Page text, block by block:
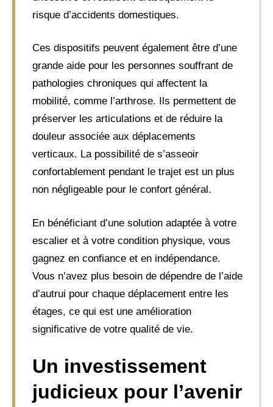
risque d’accidents domestiques.
Ces dispositifs peuvent également être d’une
grande aide pour les personnes souffrant de
pathologies chroniques qui affectent la
mobilité, comme l’arthrose. Ils permettent de
préserver les articulations et de réduire la
douleur associée aux déplacements
verticaux. La possibilité de s’asseoir
confortablement pendant le trajet est un plus
non négligeable pour le confort général.
En bénéficiant d’une solution adaptée à votre
escalier et à votre condition physique, vous
gagnez en confiance et en indépendance.
Vous n’avez plus besoin de dépendre de l’aide
d’autrui pour chaque déplacement entre les
étages, ce qui est une amélioration
significative de votre qualité de vie.
Un investissement
judicieux pour l’avenir